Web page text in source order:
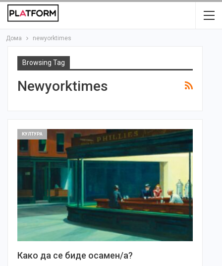
Дома newyorktimes
Browsing Tag
Newyorktimes
КУЛТУРА
Како да се биде осамен/а?